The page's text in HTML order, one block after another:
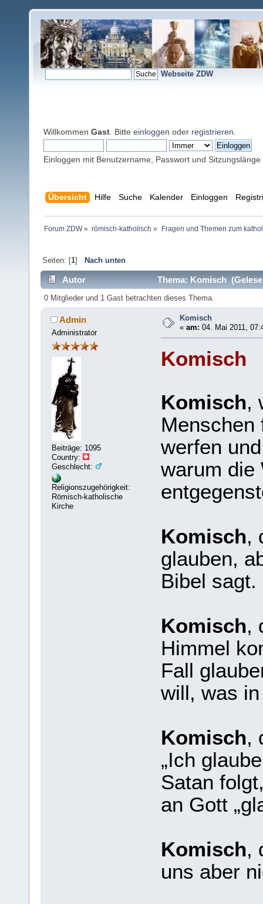
Webseite ZDW
Willkommen Gast . Bitte einloggen oder registrieren
Einloggen mit Benutzername, Passwort und Sitzungslänge
Übersicht Hilfe Suche Kalender Einloggen
Forum ZDW» römisch-katholisch » Fragen und Themen zum
Seiten: [1] Nach unten
Autor Thema: Komisch
0 Mitglieder und 1 Gast betrachten dieses Thema.
Admin
Administrator
Beiträge: 1095
Country:
Geschlecht:
Religionszugehörigkeit:
Römisch-katholische
Kirche
Komisch
«am: 04. Mai 2011,
Komisch
Komisch,
Menschen
werfen
warum die
Komisch,
glauben,
Bibel sagt.
Komisch,
Himmel
Fall
will, was
Komisch,
„Ich
Satan
an Gott
Komisch,
uns aber